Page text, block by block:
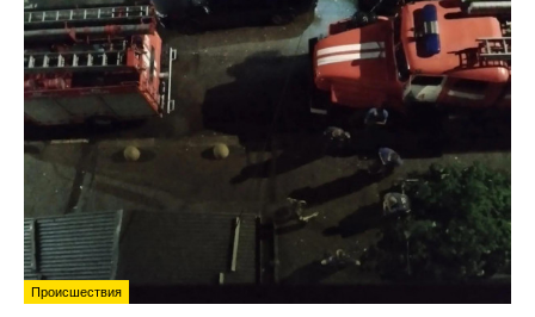
Происшествия